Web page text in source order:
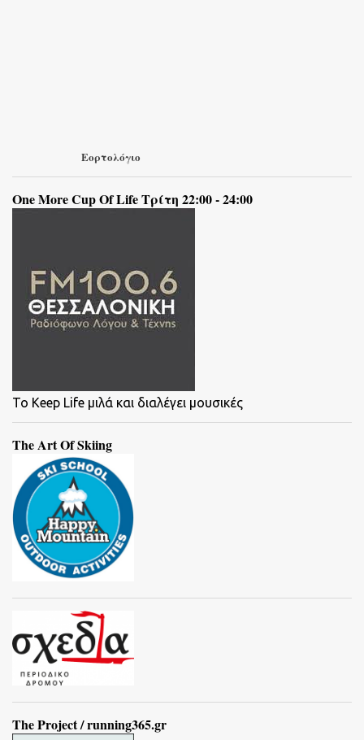
Εορτολόγιο
One More Cup Of Life Τρίτη 22:00 - 24:00
To Keep Life μιλά και διαλέγει μουσικές
The Art Of Skiing
The Project / running365.gr